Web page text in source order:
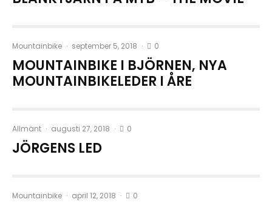
Mountainbike · september 5, 2018 · 0
MOUNTAINBIKE I BJÖRNEN, NYA
MOUNTAINBIKELEDER I ÅRE
Allmänt · augusti 27, 2018 · 0
JÖRGENS LED
Mountainbike · april 12, 2018 · 0